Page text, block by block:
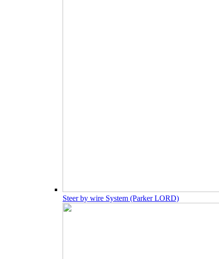
Steer by wire System (Parker LORD)